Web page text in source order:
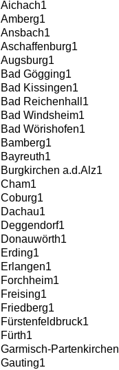
Aichach1
Amberg1
Ansbach1
Aschaffenburg1
Augsburg1
Bad Gögging1
Bad Kissingen1
Bad Reichenhall 1
Bad Windsheim1
Bad Wörishofen1
Bamberg1
Bayreuth1
Burgkirchen a.d.Alz1
Cham1
Coburg1
Dachau1
Deggendorf1
Donauwörth1
Erding1
Erlangen1
Forchheim1
Freising1
Friedberg1
Fürstenfeldbruck1
Fürth1
Garmisch-Partenkirchen
Gauting1